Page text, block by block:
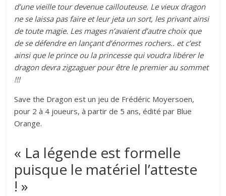
d’une vieille tour devenue caillouteuse. Le vieux dragon
ne se laissa pas faire et leur jeta un sort, les privant ainsi
de toute magie. Les mages n’avaient d’autre choix que
de se défendre en lançant d’énormes rochers.. et c’est
ainsi que le prince ou la princesse qui voudra libérer le
dragon devra zigzaguer pour être le premier au sommet
!!!
Save the Dragon est un jeu de Frédéric Moyersoen,
pour 2 à 4 joueurs, à partir de 5 ans, édité par Blue
Orange.
« La légende est formelle
puisque le matériel l’atteste
! »